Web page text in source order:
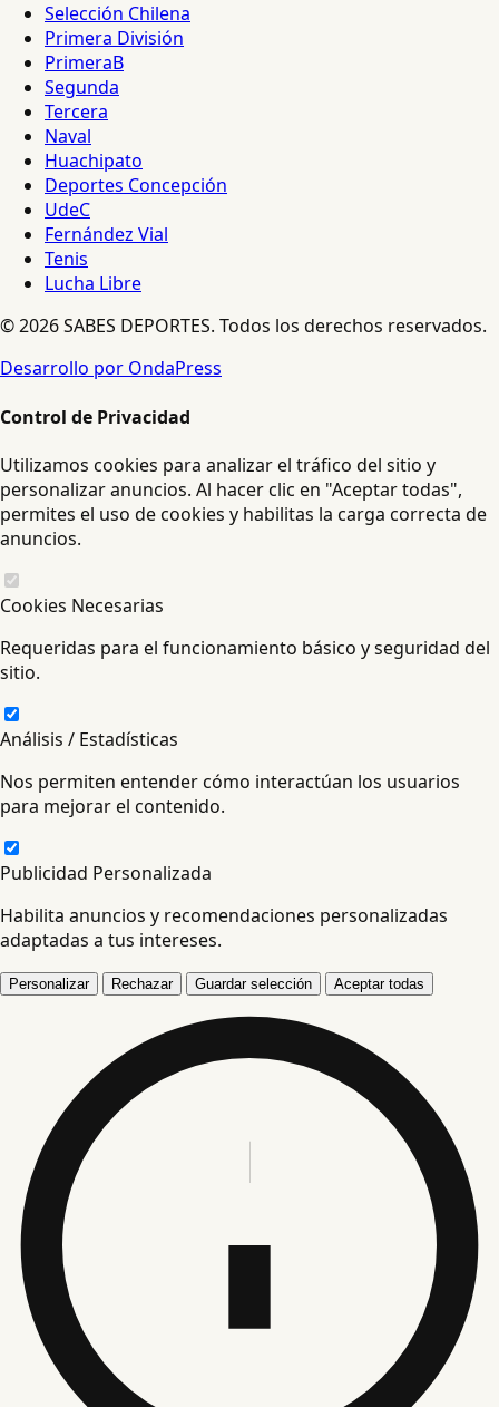
Selección Chilena
Primera División
PrimeraB
Segunda
Tercera
Naval
Huachipato
Deportes Concepción
UdeC
Fernández Vial
Tenis
Lucha Libre
© 2026 SABES DEPORTES. Todos los derechos reservados.
Desarrollo por OndaPress
Control de Privacidad
Utilizamos cookies para analizar el tráfico del sitio y
personalizar anuncios. Al hacer clic en "Aceptar todas",
permites el uso de cookies y habilitas la carga correcta de
anuncios.
Cookies Necesarias
Requeridas para el funcionamiento básico y seguridad del
sitio.
Análisis / Estadísticas
Nos permiten entender cómo interactúan los usuarios
para mejorar el contenido.
Publicidad Personalizada
Habilita anuncios y recomendaciones personalizadas
adaptadas a tus intereses.
Personalizar Rechazar Guardar selección Aceptar todas